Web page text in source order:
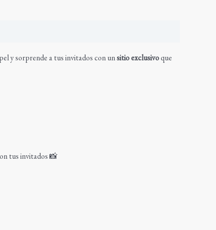
y sorprende a tus invitados con unsitio exclusivoque
tus invitados 📸